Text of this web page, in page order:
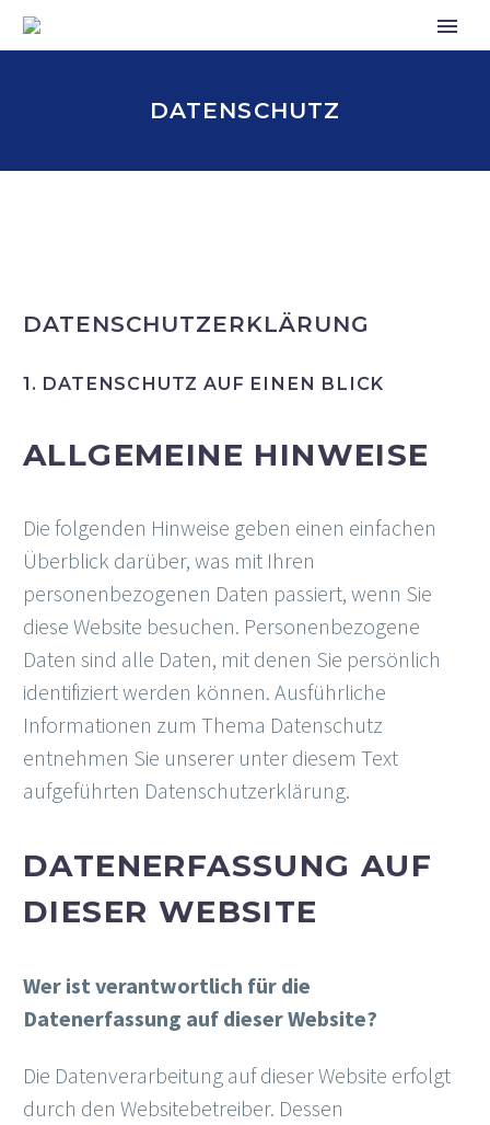
DATENSCHUTZ
DATENSCHUTZ­ERKLÄRUNG
1. DATENSCHUTZ AUF EINEN BLICK
ALLGEMEINE HINWEISE
Die folgenden Hinweise geben einen einfachen
Überblick darüber, was mit Ihren
personenbezogenen Daten passiert, wenn Sie
diese Website besuchen. Personenbezogene
Daten sind alle Daten, mit denen Sie persönlich
identifiziert werden können. Ausführliche
Informationen zum Thema Datenschutz
entnehmen Sie unserer unter diesem Text
aufgeführten Datenschutzerklärung.
DATENERFASSUNG AUF
DIESER WEBSITE
Wer ist verantwortlich für die
Datenerfassung auf dieser Website?
Die Datenverarbeitung auf dieser Website erfolgt
durch den Websitebetreiber. Dessen